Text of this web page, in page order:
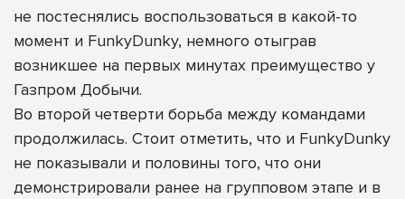
не постеснялись воспользоваться в какой-то
момент и FunkyDunky, немного отыграв
возникшее на первых минутах преимущество у
Газпром Добычи.
Во второй четверти борьба между командами
продолжилась. Стоит отметить, что и FunkyDunky
не показывали и половины того, что они
демонстрировали ранее на групповом этапе и в